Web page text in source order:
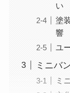
い
塗
響
ユ
ミニバ
ミ